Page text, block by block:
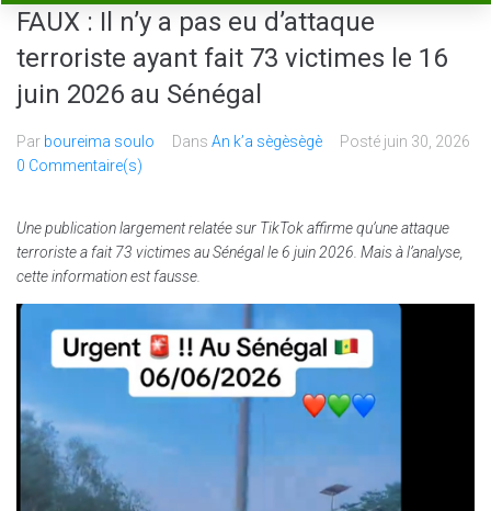
FAUX : Il n’y a pas eu d’attaque
terroriste ayant fait 73 victimes le 16
juin 2026 au Sénégal
Par boureima soulo Dans An k’a sègèsègè Posté juin 30, 2026
0 Commentaire(s)
Une publication largement relatée sur TikTok affirme qu’une attaque
terroriste a fait 73 victimes au Sénégal le 6 juin 2026. Mais à l’analyse,
cette information est fausse.